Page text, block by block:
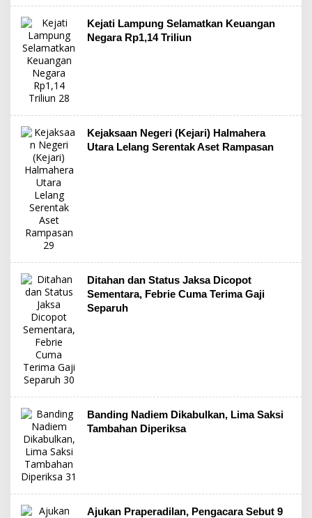
Kejati Lampung Selamatkan Keuangan
Negara Rp1,14 Triliun
Kejaksaan Negeri (Kejari) Halmahera
Utara Lelang Serentak Aset Rampasan
Ditahan dan Status Jaksa Dicopot
Sementara, Febrie Cuma Terima Gaji
Separuh
Banding Nadiem Dikabulkan, Lima Saksi
Tambahan Diperiksa
Ajukan Praperadilan, Pengacara Sebut 9